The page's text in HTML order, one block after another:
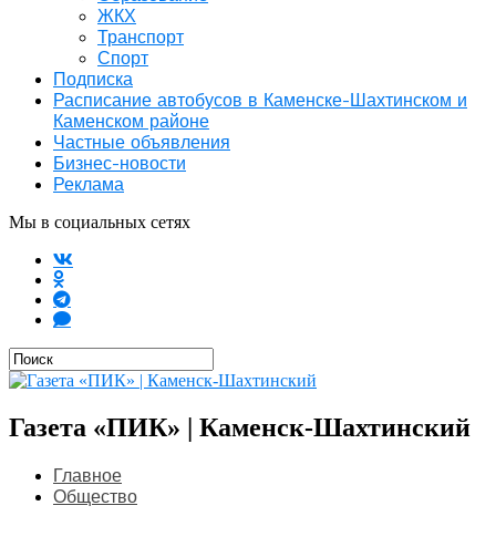
ЖКХ
Транспорт
Спорт
Подписка
Расписание автобусов в Каменске-Шахтинском и
Каменском районе
Частные объявления
Бизнес-новости
Реклама
Мы в социальных сетях
Газета «ПИК» | Каменск-Шахтинский
Главное
Общество